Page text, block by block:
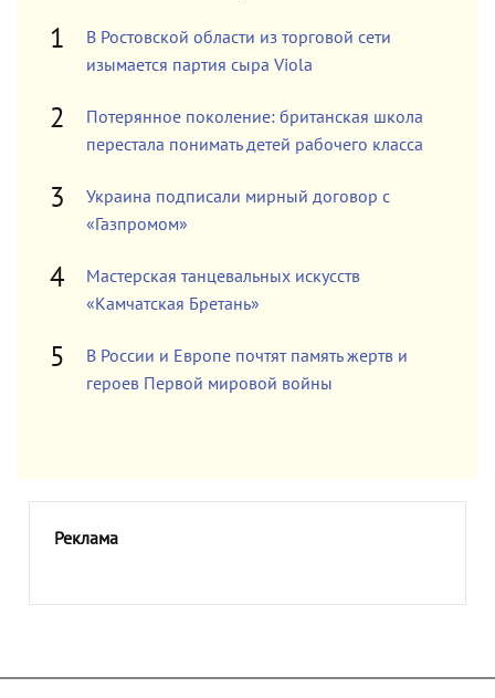
В Ростовской области из торговой сети
изымается партия сыра Viola
Потерянное поколение: британская школа
перестала понимать детей рабочего класса
Украина подписали мирный договор с
«Газпромом»
Мастерская танцевальных искусств
«Камчатская Бретань»
В России и Европе почтят память жертв и
героев Первой мировой войны
Реклама